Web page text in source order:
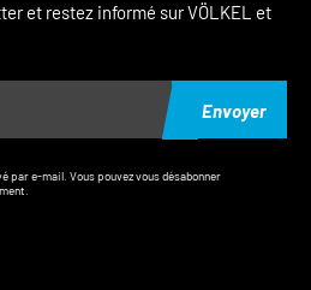
et restez informé sur VÖLKEL et
Envoyer
par e-mail. Vous pouvez vous désabonner